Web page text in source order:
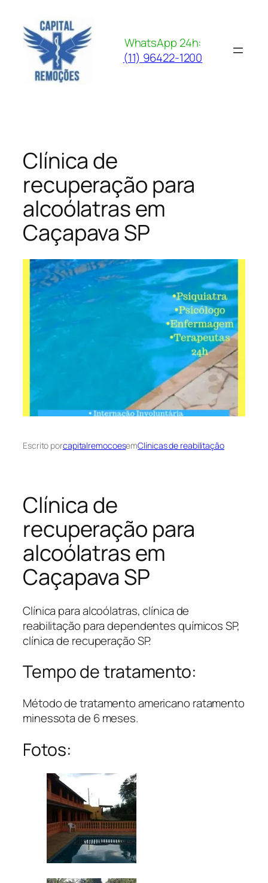
para
conteúdo
WhatsApp 24h:
(11) 96422-1200
Clínica de
recuperação para
alcoólatras em
Caçapava SP
Escrito porcapitalremocoesemClínicas de reabilitação
Clínica de
recuperação para
alcoólatras em
Caçapava SP
Clínica para alcoólatras, clínica de
reabilitação para dependentes químicos SP,
clínica de recuperação SP.
Tempo de tratamento:
Método de tratamento americano ratamento
minessota de 6 meses.
Fotos: